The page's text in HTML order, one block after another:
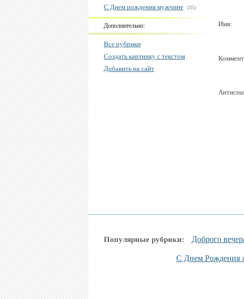
С Днем рождения мужчине (35)
Дополнительно:
Все рубрики
Создать картинку с текстом
Добавить на сайт
Имя:
Популярные рубрики: Доброго
С Днем Рождения